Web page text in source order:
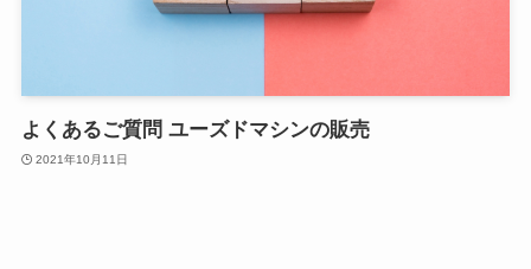
よくあるご質問 ユーズドマシンの販売
2021年10月11日